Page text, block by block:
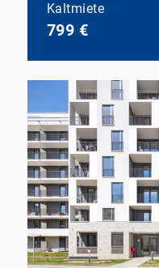
Kaltmiete
799 €